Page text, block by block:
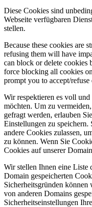
Diese Cookies sind
Webseite verfügbaren
stellen.
Because these cookies are
refusing them will have
can block or delete cookies
force blocking all cookies
prompt you to accept/
Wir respektieren es voll
möchten. Um zu
gefragt werden, erlauben
Einstellungen zu speichern.
andere Cookies zulassen,
zu können. Wenn Sie
Cookies auf unserer
Wir stellen Ihnen eine Liste
Domain gespeicherten
Sicherheitsgründen
von anderen Domains
Sicherheitseinstellungen